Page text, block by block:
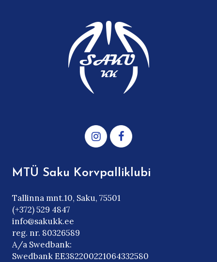
MTÜ Saku Korvpalliklubi
Tallinna mnt.10, Saku, 75501
(+372) 529 4847
info@sakukk.ee
reg. nr. 80326589
A/a Swedbank:
Swedbank EE382200221064332580